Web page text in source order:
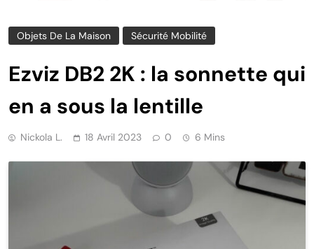
Objets De La Maison Sécurité Mobilité
Ezviz DB2 2K : la sonnette qui
en a sous la lentille
Nickola L. 18 Avril 2023 0 6 Mins